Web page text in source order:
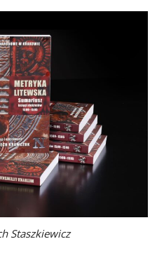
Staszkiewicz